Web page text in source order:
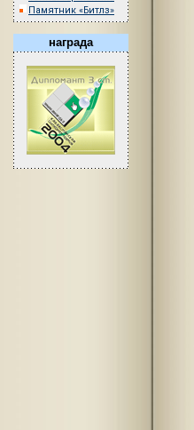
Памятник «Битлз»
награда